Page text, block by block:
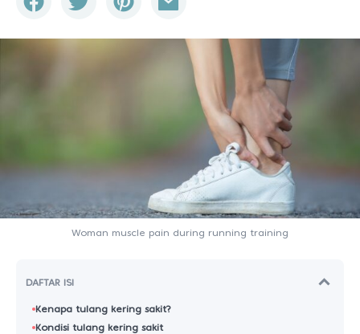
Woman muscle pain during running training
DAFTAR ISI
Kenapa tulang kering sakit?
Kondisi tulang kering sakit